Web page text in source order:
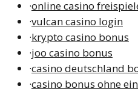
·online casino
·vulcan casino login
·krypto casino bonus
·joo casino bonus
·casino deutschland
·casino bonus ohne